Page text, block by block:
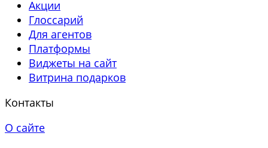
Акции
Глоссарий
Для агентов
Платформы
Виджеты на сайт
Витрина подарков
Контакты
О сайте